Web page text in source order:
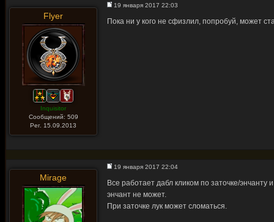
Flyer
Inquisitor
Сообщений: 509
Рег. 15.09.2013
19 января 2017 22:03
Пока ни у кого не сфизлил, попробуй, может
Mirage
19 января 2017 22:04
Все работает дабл кликом по заточке/энчанту
энчант не может.
При заточке лук может сломаться.